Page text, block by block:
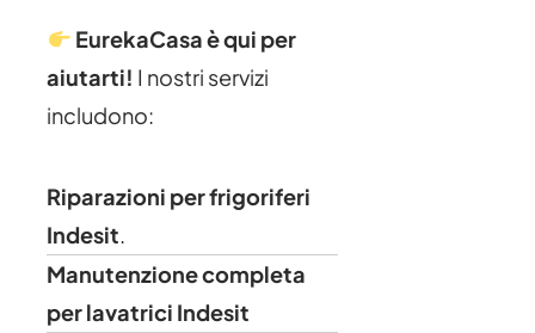
EurekaCasa è qui per
aiutarti! I nostri servizi
includono:
Riparazioni per frigoriferi
Indesit.
Manutenzione completa
per lavatrici Indesit